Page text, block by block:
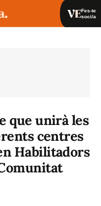
Fes-te
soci/a
que unirà les
centres
Habilitadors